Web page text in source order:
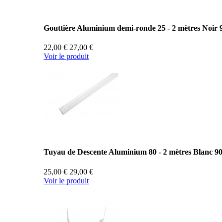
Gouttière Aluminium demi-ronde 25 - 2 mètres Noir
22,00 € 27,00 €
Voir le produit
Tuyau de Descente Aluminium 80 - 2 mètres Blanc
25,00 € 29,00 €
Voir le produit